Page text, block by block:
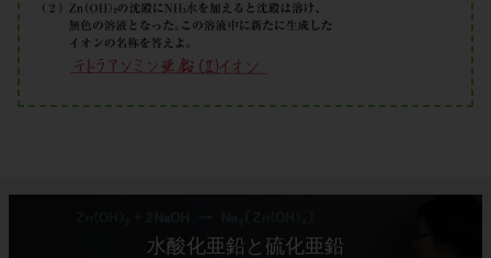
水酸化亜鉛と硫化亜鉛